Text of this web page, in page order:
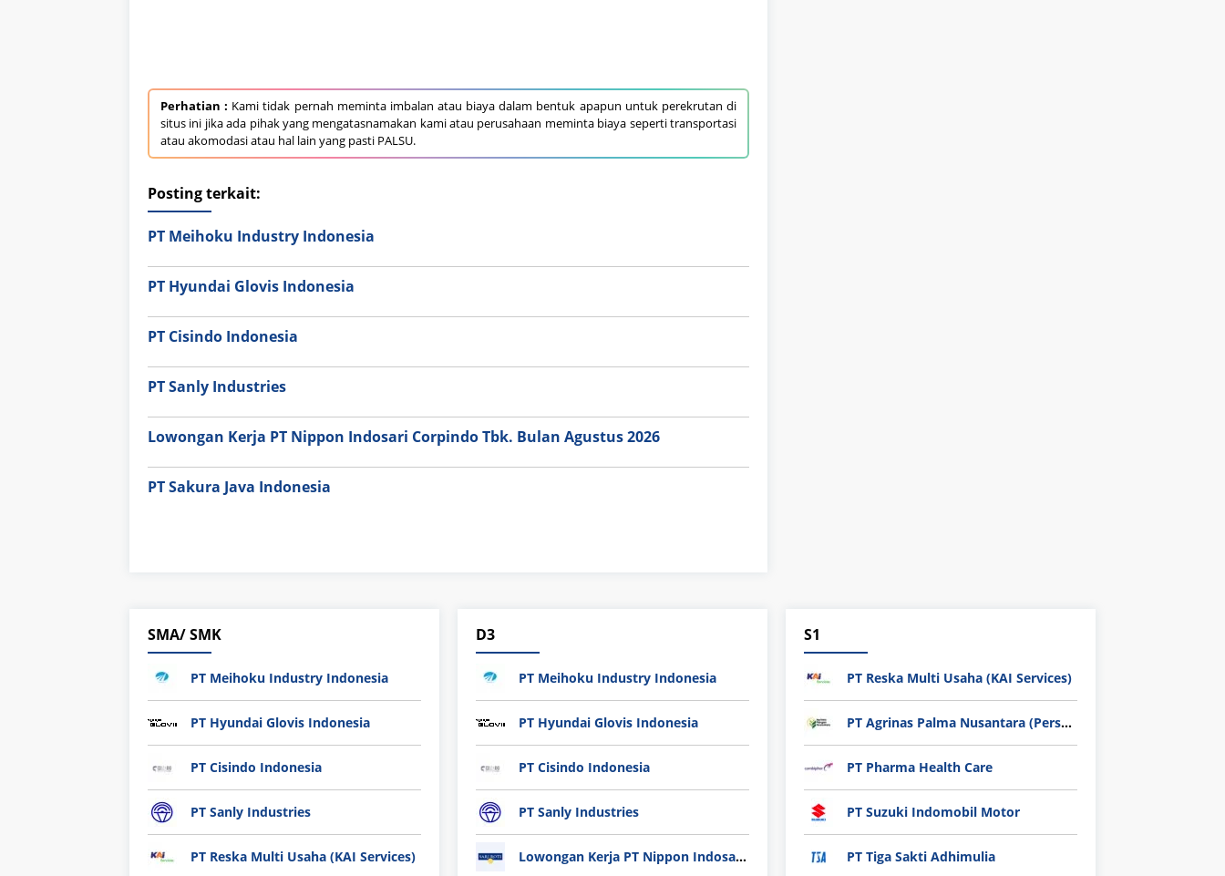
Perhatian : Kami tidak pernah meminta imbalan atau biaya dalam bentuk apapun untuk perekrutan di
situs ini jika ada pihak yang mengatasnamakan kami atau perusahaan meminta biaya seperti transportasi
atau akomodasi atau hal lain yang pasti PALSU.
Posting terkait:
PT Meihoku Industry Indonesia
PT Hyundai Glovis Indonesia
PT Cisindo Indonesia
PT Sanly Industries
Lowongan Kerja PT Nippon Indosari Corpindo Tbk. Bulan Agustus 2026
PT Sakura Java Indonesia
SMA/ SMK
PT Meihoku Industry Indonesia
PT Hyundai Glovis Indonesia
PT Cisindo Indonesia
PT Sanly Industries
PT Reska Multi Usaha (KAI Services)
D3
PT Meihoku Industry Indonesia
PT Hyundai Glovis Indonesia
PT Cisindo Indonesia
PT Sanly Industries
Lowongan Kerja PT Nippon Indosari Corpindo Tbk. Bulan Agustus 2026
S1
PT Reska Multi Usaha (KAI Services)
PT Agrinas Palma Nusantara (Persero)
PT Pharma Health Care
PT Suzuki Indomobil Motor
PT Tiga Sakti Adhimulia